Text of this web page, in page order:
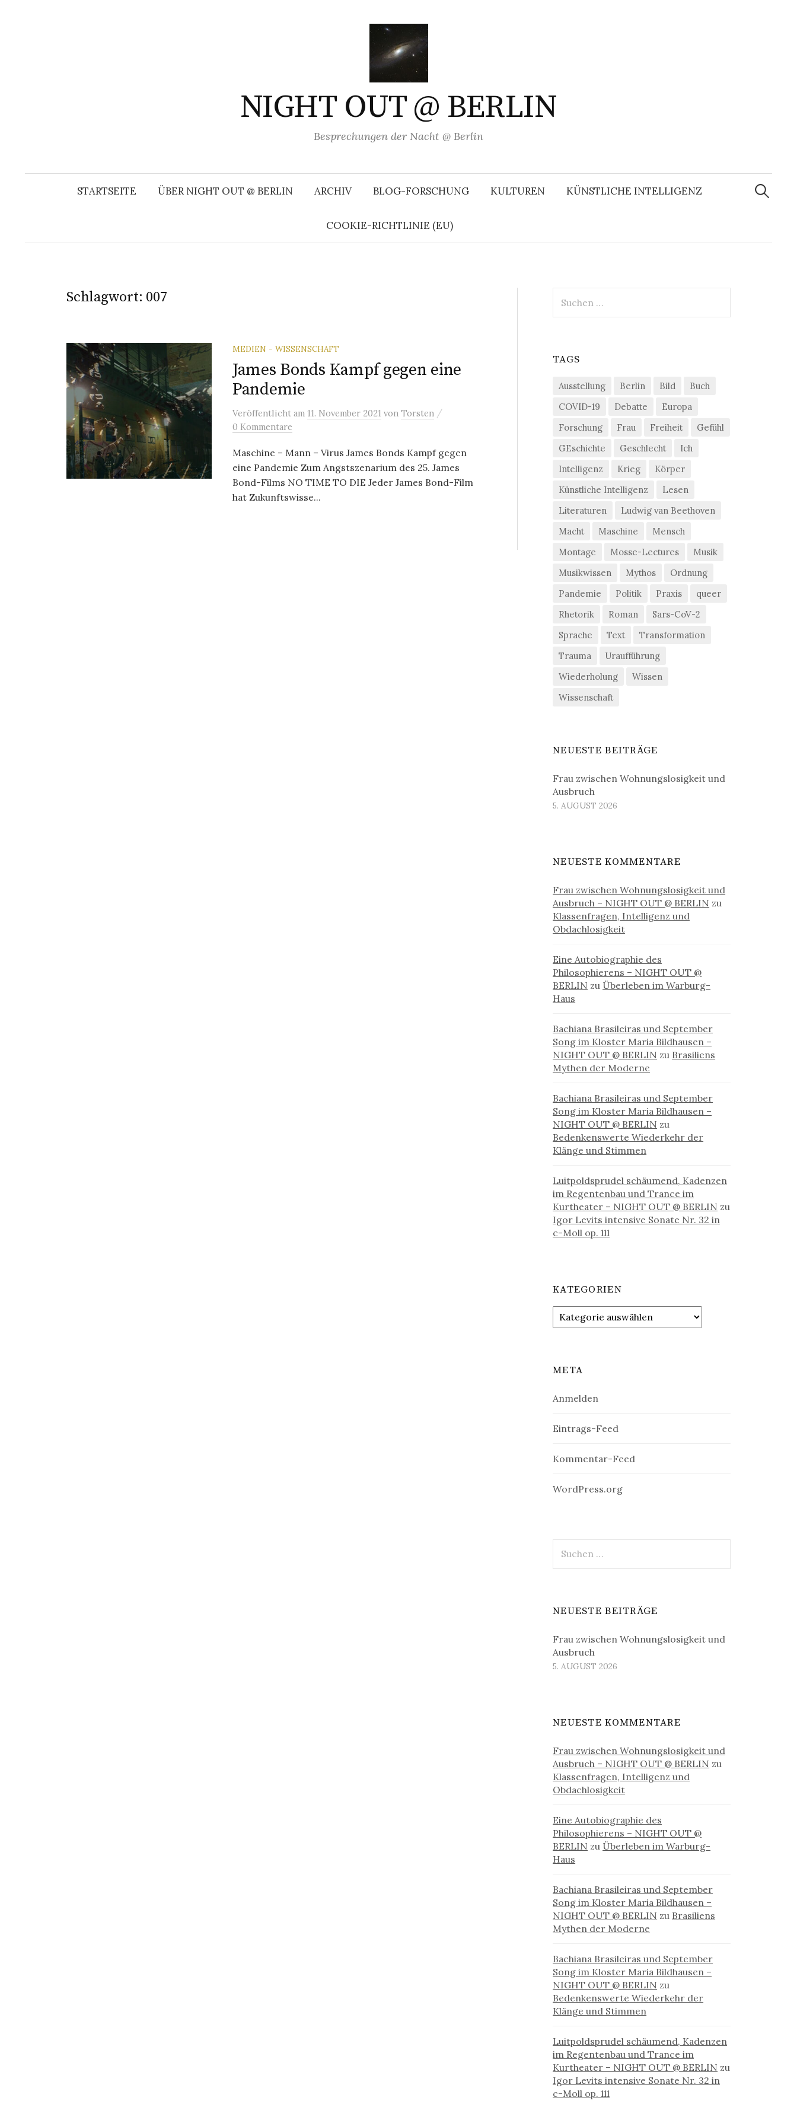
NIGHT OUT @ BERLIN
Besprechungen der Nacht @ Berlin
STARTSEITE ÜBER NIGHT OUT @ BERLIN ARCHIV BLOG-FORSCHUNG KULTUREN KÜNSTLICHE INTELLIGENZ
COOKIE-RICHTLINIE (EU)
Suchen
nach:
Schlagwort: 007
MEDIEN - WISSENSCHAFT
James Bonds Kampf gegen eine
Pandemie
Veröffentlicht am 11. November 2021 von Torsten /
0 Kommentare
Maschine – Mann – Virus James Bonds Kampf gegen
eine Pandemie Zum Angstszenarium des 25. James
Bond-Films NO TIME TO DIE Jeder James Bond-Film
hat Zukunftswisse...
nach:
TAGS
Ausstellung Berlin Bild
Buch
COVID-19
Debatte
Europa
Forschung
Frau Freiheit
Gefühl
GEschichte
Geschlecht
Ich
Intelligenz
Krieg
Körper
Künstliche Intelligenz
Lesen
Literaturen
Ludwig van Beethoven
Macht
Maschine
Mensch
Montage
Mosse-Lectures
Musik
Musikwissen
Mythos
Ordnung
Pandemie
Politik Praxis
queer
Rhetorik
Roman
Sars-CoV-2
Sprache
Text
Transformation
Trauma
Uraufführung
Wiederholung
Wissen
Wissenschaft
NEUESTE BEITRÄGE
Frau zwischen Wohnungslosigkeit und
Ausbruch
5. AUGUST 2026
NEUESTE KOMMENTARE
Frau zwischen Wohnungslosigkeit und
Ausbruch – NIGHT OUT @ BERLIN zu
Klassenfragen, Intelligenz und
Obdachlosigkeit
Eine Autobiographie des
Philosophierens – NIGHT OUT @
BERLIN zu Überleben im Warburg-
Haus
Bachiana Brasileiras und September
Song im Kloster Maria Bildhausen –
NIGHT OUT @ BERLIN zu Brasiliens
Mythen der Moderne
Bachiana Brasileiras und September
Song im Kloster Maria Bildhausen –
NIGHT OUT @ BERLIN zu
Bedenkenswerte Wiederkehr der
Klänge und Stimmen
Luitpoldsprudel schäumend, Kadenzen
im Regentenbau und Trance im
Kurtheater – NIGHT OUT @ BERLIN zu
Igor Levits intensive Sonate Nr. 32 in
c-Moll op. 111
KATEGORIEN
Kategorien
META
Anmelden
Eintrags-Feed
Kommentar-Feed
WordPress.org
nach:
NEUESTE BEITRÄGE
Frau zwischen Wohnungslosigkeit und
Ausbruch
5. AUGUST 2026
NEUESTE KOMMENTARE
Frau zwischen Wohnungslosigkeit und
Ausbruch – NIGHT OUT @ BERLIN zu
Klassenfragen, Intelligenz und
Obdachlosigkeit
Eine Autobiographie des
Philosophierens – NIGHT OUT @
BERLIN zu Überleben im Warburg-
Haus
Bachiana Brasileiras und September
Song im Kloster Maria Bildhausen –
NIGHT OUT @ BERLIN zu Brasiliens
Mythen der Moderne
Bachiana Brasileiras und September
Song im Kloster Maria Bildhausen –
NIGHT OUT @ BERLIN zu
Bedenkenswerte Wiederkehr der
Klänge und Stimmen
Luitpoldsprudel schäumend, Kadenzen
im Regentenbau und Trance im
Kurtheater – NIGHT OUT @ BERLIN zu
Igor Levits intensive Sonate Nr. 32 in
c-Moll op. 111